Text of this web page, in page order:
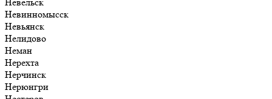
Невинномысск
Невьянск
Нелидово
Неман
Нерехта
Нерчинск
Нерюнгри